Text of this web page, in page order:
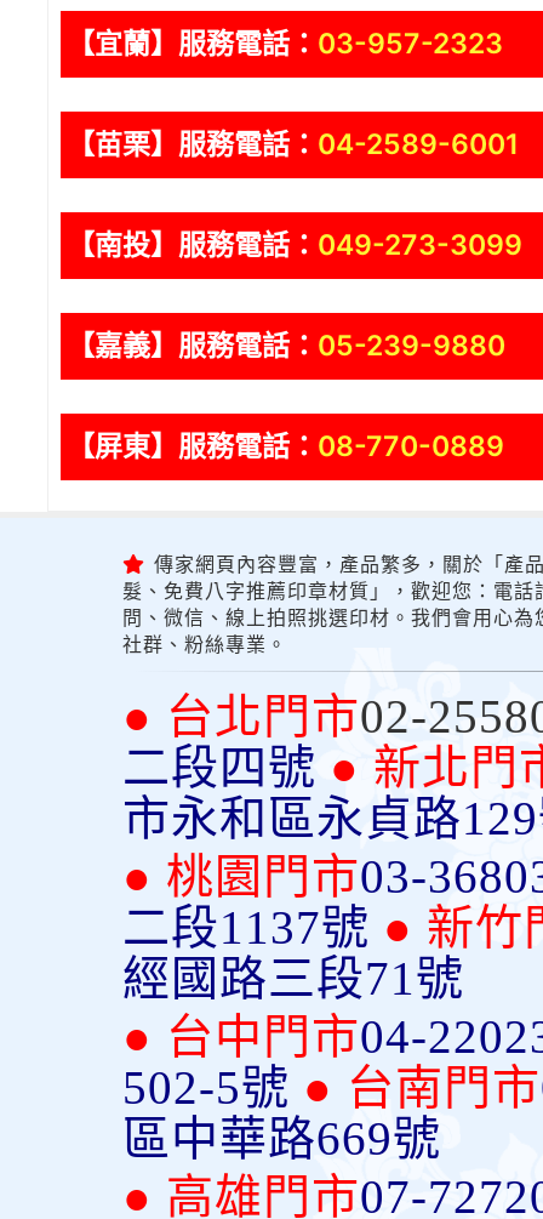
【宜蘭】服務電話： 03-957-2323
【苗栗】服務電話： 04-2589-6001
【南投】服務電話： 049-273-3099
【嘉義】服務電話： 05-239-9880
【屏東】服務電話： 08-770-0889
傳家網頁內容豐富，產品繁多，關於「產
髮、免費八字推薦印章材質」，歡迎您：電
問、微信、線上拍照挑選印材。我們會用心
社群、粉絲專業。
● 台北門市02-
二段四號 ● 新北門
市永和區永貞路
● 桃園門市03-
二段1137號 ● 新竹
經國路三段71號
● 台中門市04-
502-5號 ● 台南門市
區中華路669號
● 高雄門市07-